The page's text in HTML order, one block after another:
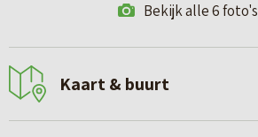
Bekijk alle 6 foto's
Kaart & buurt